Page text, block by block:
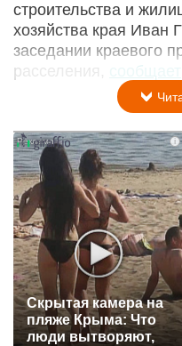
строительства и
хозяйства края Иван
заседании краевого
расселения,
сообщает
i
Скрытая камера на
пляже Крыма: Что
люди вытворяют,